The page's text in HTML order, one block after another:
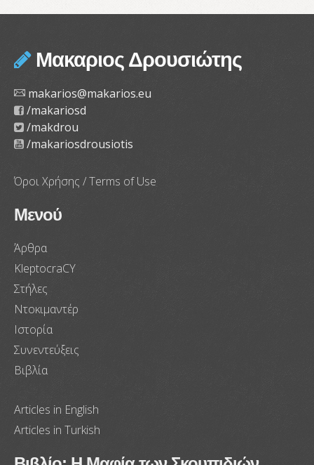
Μακαριος Δρουσιώτης
makarios@makarios.eu
/makariosd
/makdrou
/makariosdrousiotis
Όροι Χρήσης / Terms of Use
Μενού
Άρθρα
KleptocraCY
Στήλες
Ντοκιμαντέρ
Ιστορία
Συνεντεύξεις
Βιβλία
Articles in English
Articles in Turkish